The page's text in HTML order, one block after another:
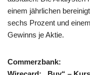
einem jährlichen
sechs Prozent und
Gewinns je Aktie.
Commerzbank: